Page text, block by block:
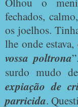
fechados,
os joelhos.
lhe onde
vossa poltrona
surdo mudo
expiação de
parricida.